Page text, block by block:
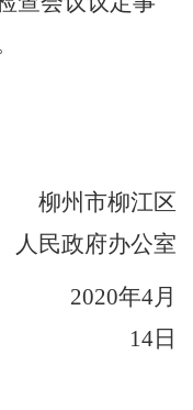
柳州市柳江区
人民政府办公室
2020年4月
14日